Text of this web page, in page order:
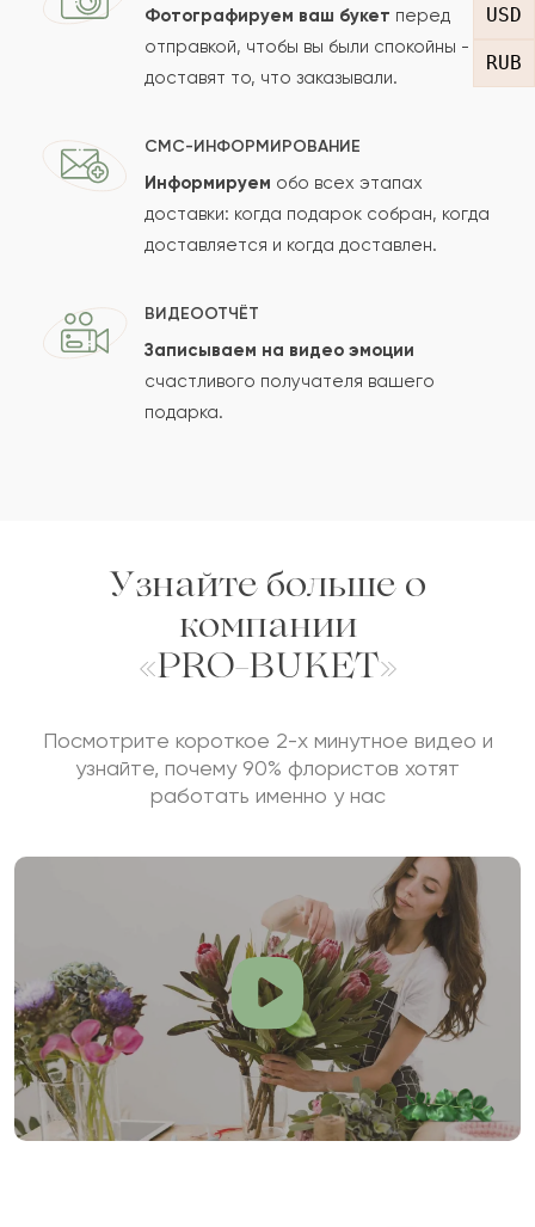
USD
RUB
Сколько будет
Отзыв будет опубликован после проверки.
Проверяем на спам.
Фотографируем ваш букет перед
отправкой, чтобы вы были спокойны -
доставят то, что заказывали.
СМС-ИНФОРМИРОВАНИЕ
Информируем обо всех этапах
доставки: когда подарок собран, когда
доставляется и когда доставлен.
ВИДЕООТЧЁТ
Записываем на видео эмоции
счастливого получателя вашего
подарка.
Узнайте больше о
компании
«PRO-BUKET»
Посмотрите короткое 2-х минутное видео и
узнайте, почему 90% флористов хотят
работать именно у нас